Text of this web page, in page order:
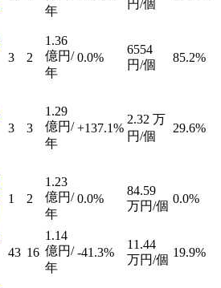
年
円/個
3 2
1.36
億円/
年
0.0%
6554
円/個
85.2%
3 3
1.29
億円/
年
+137.1%
2.32 万
円/個
29.6%
1 2
1.23
億円/
年
0.0%
84.59
万円/個
0.0%
43 16
1.14
億円/
年
-41.3%
11.44
万円/個
19.9%